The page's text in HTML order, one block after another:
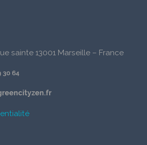
sainte 13001 Marseille – France